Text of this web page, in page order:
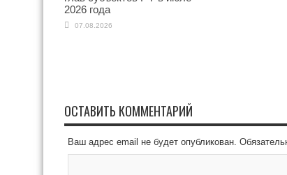
2026 года
07.08.2026
ОСТАВИТЬ КОММЕНТАРИЙ
Ваш адрес email не будет опубликован.